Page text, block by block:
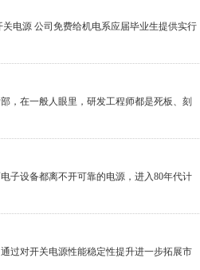
电源 公司免费给机电系应届毕业生提供实行
，在一般人眼里，研发工程师都是死板、刻
子设备都离不开可靠的电源，进入80年代计
过对开关电源性能稳定性提升进一步拓展市